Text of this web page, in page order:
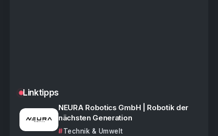
Linktipps
NEURA Robotics GmbH | Robotik der
nächsten Generation
Technik & Umwelt